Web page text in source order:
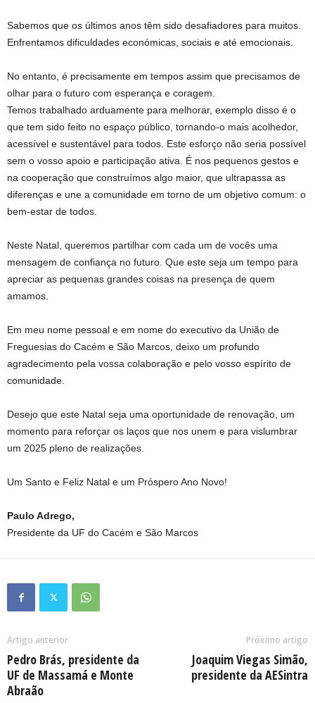
Sabemos que os últimos anos têm sido desafiadores para muitos.
Enfrentamos dificuldades económicas, sociais e até emocionais.
No entanto, é precisamente em tempos assim que precisamos de
olhar para o futuro com esperança e coragem.
Temos trabalhado arduamente para melhorar, exemplo disso é o
que tem sido feito no espaço público, tornando-o mais acolhedor,
acessível e sustentável para todos. Este esforço não seria possível
sem o vosso apoio e participação ativa. É nos pequenos gestos e
na cooperação que construímos algo maior, que ultrapassa as
diferenças e une a comunidade em torno de um objetivo comum: o
bem-estar de todos.
Neste Natal, queremos partilhar com cada um de vocês uma
mensagem de confiança no futuro. Que este seja um tempo para
apreciar as pequenas grandes coisas na presença de quem
amamos.
Em meu nome pessoal e em nome do executivo da União de
Freguesias do Cacém e São Marcos, deixo um profundo
agradecimento pela vossa colaboração e pelo vosso espírito de
comunidade.
Desejo que este Natal seja uma oportunidade de renovação, um
momento para reforçar os laços que nos unem e para vislumbrar
um 2025 pleno de realizações.
Um Santo e Feliz Natal e um Próspero Ano Novo!
Paulo Adrego,
Presidente da UF do Cacém e São Marcos
Artigo anterior
Pedro Brás, presidente da
UF de Massamá e Monte
Abraão
Próximo artigo
Joaquim Viegas Simão,
presidente da AESintra